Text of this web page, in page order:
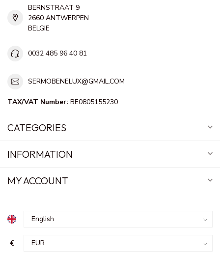
BERNSTRAAT 9
2660 ANTWERPEN
BELGIE
0032 485 96 40 81
SERMOBENELUX@GMAIL.COM
TAX/VAT Number: BE0805155230
CATEGORIES
INFORMATION
MY ACCOUNT
€